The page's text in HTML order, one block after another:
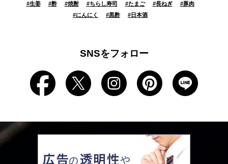
#生姜 #酢 #焼酎 #ちらし寿司 #たまご #長ねぎ #豚肉
#にんにく #黒酢 #日本酒
SNSをフォロー